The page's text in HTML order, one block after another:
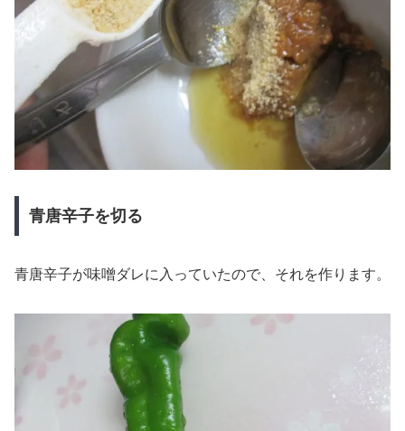
青唐辛子を切る
青唐辛子が味噌ダレに入っていたので、それを作ります。